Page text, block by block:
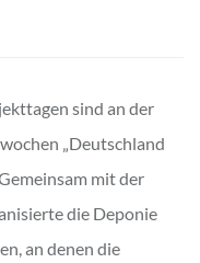
sind an der
„Deutschland
mit der
die Deponie
an denen die